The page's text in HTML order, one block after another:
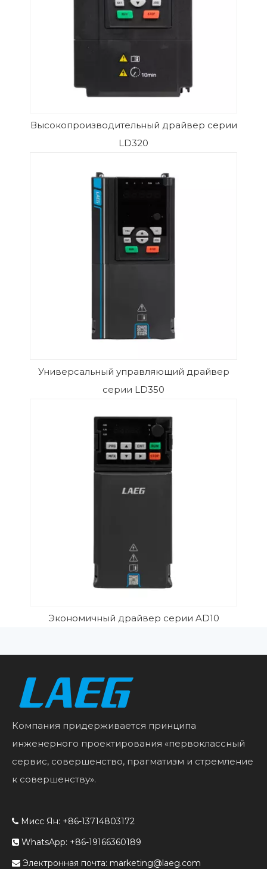
Высокопроизводительный драйвер серии
LD320
Универсальный управляющий драйвер
серии LD350
Экономичный драйвер серии AD10
Компания придерживается принципа
инженерного проектирования «первоклассный
сервис, совершенство, прагматизм и стремление
к совершенству».
 Мисс Ян: +86-13714803172
 WhatsApp: +86-19166360189
 Электронная почта: marketing@laeg.com